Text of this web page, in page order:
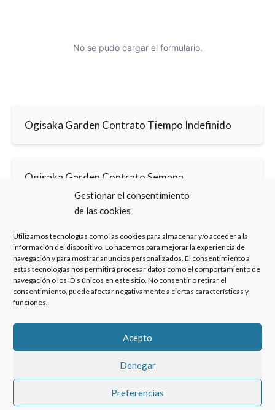
Gestionar el consentimiento
de las cookies
Utilizamos tecnologías como las cookies para almacenar y/o acceder a la
información del dispositivo. Lo hacemos para mejorar la experiencia de
navegación y para mostrar anuncios personalizados. El consentimiento a
estas tecnologías nos permitirá procesar datos como el comportamiento de
navegación o los ID's únicos en este sitio. No consentir o retirar el
consentimiento, puede afectar negativamente a ciertas características y
funciones.
Acepto
Denegar
Preferencias
No se pudo cargar el formulario.
Ogisaka Garden Contrato Tiempo Indefinido
Ogisaka Garden Contrato Semana
Perpetuidad Abogado Especializado
Haz clic para aceptar cookies de marketing y